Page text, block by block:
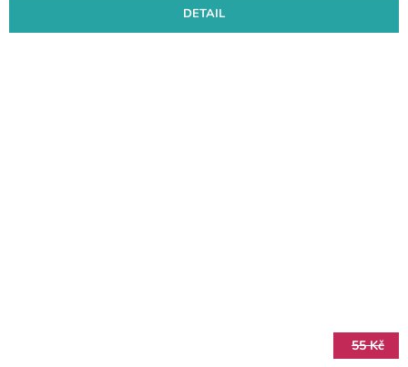
DETAIL
55 Kč